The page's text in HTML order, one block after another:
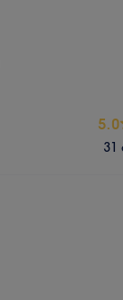
5.0
31